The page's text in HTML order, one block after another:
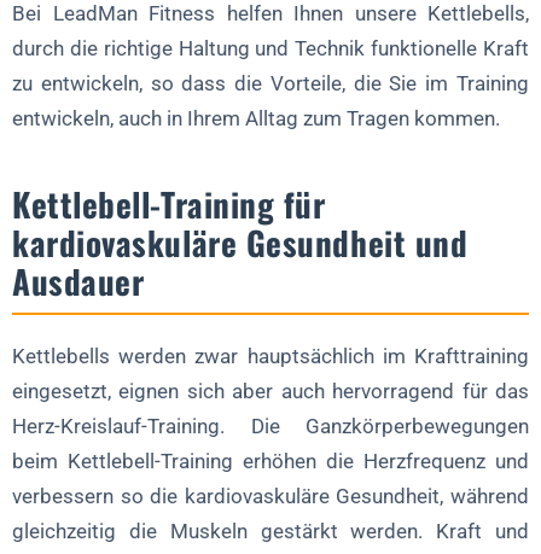
Bei LeadMan Fitness helfen Ihnen unsere Kettlebells,
durch die richtige Haltung und Technik funktionelle Kraft
zu entwickeln, so dass die Vorteile, die Sie im Training
entwickeln, auch in Ihrem Alltag zum Tragen kommen.
Kettlebell-Training für
kardiovaskuläre Gesundheit und
Ausdauer
Kettlebells werden zwar hauptsächlich im Krafttraining
eingesetzt, eignen sich aber auch hervorragend für das
Herz-Kreislauf-Training. Die Ganzkörperbewegungen
beim Kettlebell-Training erhöhen die Herzfrequenz und
verbessern so die kardiovaskuläre Gesundheit, während
gleichzeitig die Muskeln gestärkt werden. Kraft und